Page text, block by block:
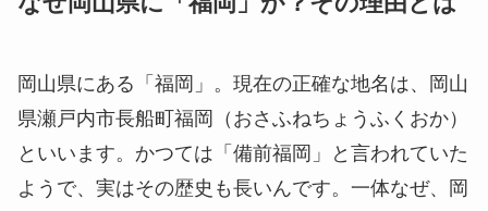
岡山県にある「福岡」。現在の正確な地名は、岡山
県瀬戸内市長船町福岡
（おさふねちょうふくおか）
といいます。かつては「 備前福岡 」と言われていた
ようで、実はその歴史も長いんです。一体なぜ、岡